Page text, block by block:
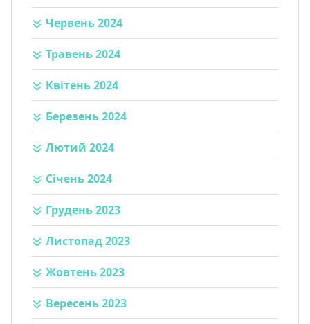
Червень 2024
Травень 2024
Квітень 2024
Березень 2024
Лютий 2024
Січень 2024
Грудень 2023
Листопад 2023
Жовтень 2023
Вересень 2023